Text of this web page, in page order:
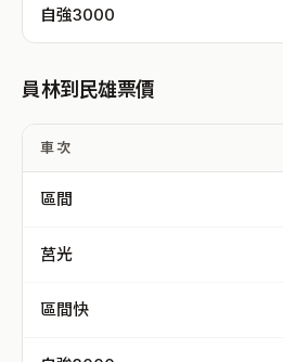
自強3000
員林到民雄票價
車次
區間
莒光
區間快